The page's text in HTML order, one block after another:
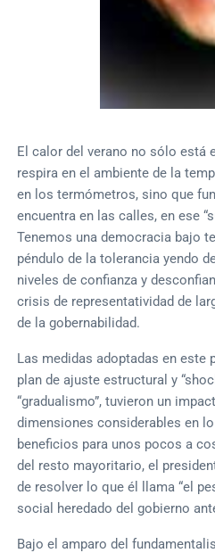
El calor del verano no sólo está
respira en el ambiente de la
en los termómetros, sino que
encuentra en las calles, en ese
Tenemos una democracia bajo
péndulo de la tolerancia yendo
niveles de confianza y
crisis de representatividad de
de la gobernabilidad.
Las medidas adoptadas en este
plan de ajuste estructural y
“gradualismo”, tuvieron un
dimensiones considerables en
beneficios para unos pocos a
del resto mayoritario, el
de resolver lo que él llama “el
social heredado del gobierno
Bajo el amparo del